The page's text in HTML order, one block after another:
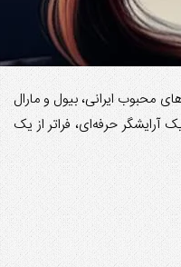
محبوب ایرانی، بیول و مارال
حرفه‌ای، فراتر از یک